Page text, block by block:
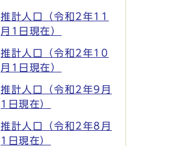
推計人口（令和2年11
月1日現在）
推計人口（令和2年10
月1日現在）
推計人口（令和2年9月
1日現在）
推計人口（令和2年8月
1日現在）